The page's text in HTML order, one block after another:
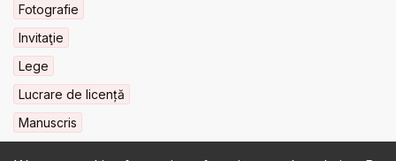
Fotografie
Invitaţie
Lege
Lucrare de licență
Manuscris